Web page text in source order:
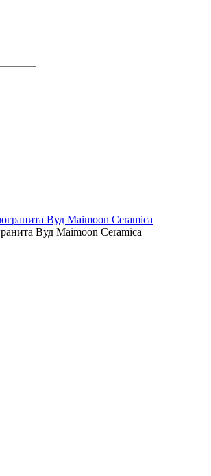
Вуд Maimoon Ceramica